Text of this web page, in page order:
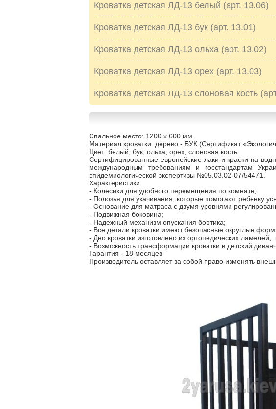
Кроватка детская ЛД-13 белый (арт. 13.06)
Кроватка детская ЛД-13 бук (арт. 13.01)
Кроватка детская ЛД-13 ольха (арт. 13.02)
Кроватка детская ЛД-13 орех (арт. 13.03)
Кроватка детская ЛД-13 слоновая кость
Спальное место: 1200 х 600 мм.
Материал кроватки: дерево - БУК (Сертификат
Цвет: белый, бук, ольха, орех, слоновая кость.
Сертифицированные европейские лаки и краски на
международным требованиям и госстандартам
эпидемиологической экспертизы №05.03.02-07/54471.
Характеристики
- Колесики для удобного перемещения по комнате;
- Полозья для укачивания, которые помогают ребенку
- Основание для матраса с двумя уровнями
- Подвижная боковина;
- Надежный механизм опускания бортика;
- Все детали кроватки имеют безопасные округлые
- Дно кроватки изготовлено из ортопедических
- Возможность трансформации кроватки в детский
Гарантия - 18 месяцев
Производитель оставляет за собой право изменять